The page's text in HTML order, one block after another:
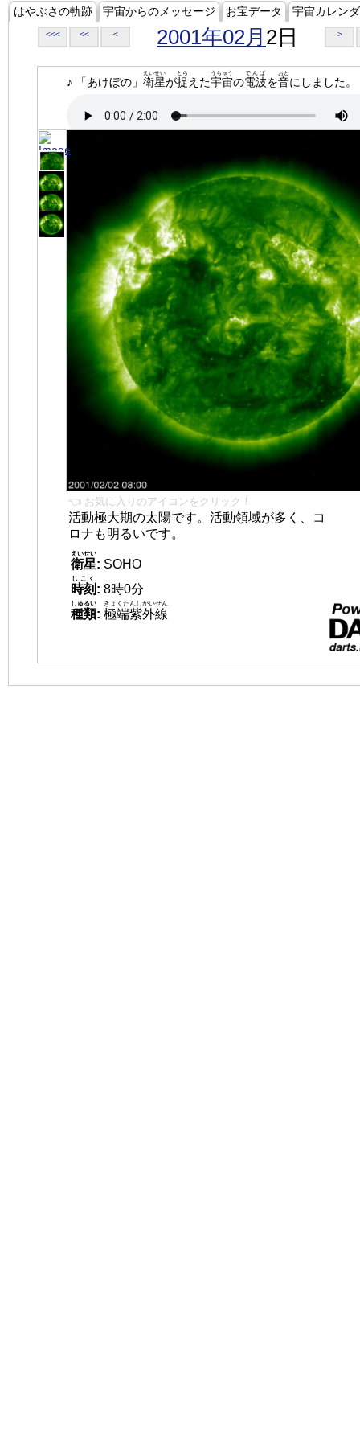
はやぶさの軌跡 宇宙からのメッセージ お宝データ 宇宙カレン
<<< << < 2001年02月 2日 >
♪ 「あけぼの」 衛星
えいせい
が捉
とら
えた宇宙
うちゅう
の電波
でんぱ
を音
おと
にしました。
👈 お気に入りのアイコンをクリック！
活動極大期の太陽です。活動領域が多く、コ
ロナも明るいです。
衛星
えいせい
: SOHO
時刻
じこく
: 8時0分
種類
しゅるい
: 極端紫外線
きょくたんしがいせん